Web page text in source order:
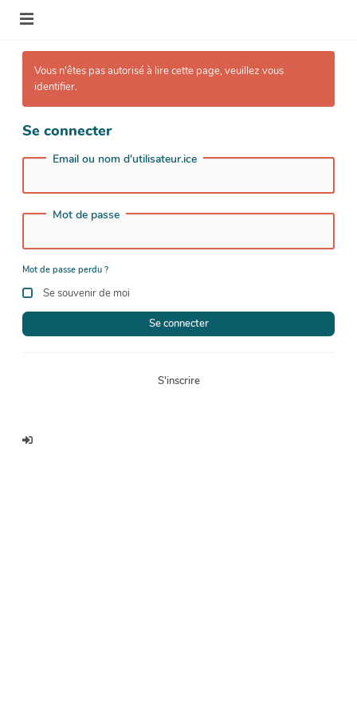
Vous n'êtes pas autorisé à lire cette page, veuillez vous
identifier.
Se connecter
Email ou nom d'utilisateur.ice
Mot de passe
Mot de passe perdu ?
Se souvenir de moi
Se connecter
S'inscrire